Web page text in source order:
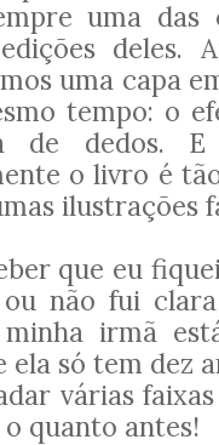
uma das
deles.
uma capa
tempo: o
de dedos.
o livro é
ilustrações
que eu
não fui
irmã
só tem dez
várias
quanto antes!